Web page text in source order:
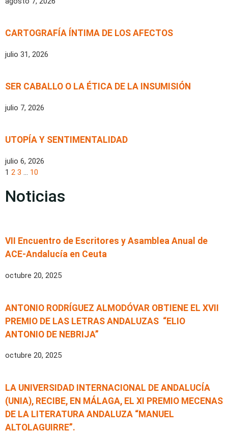
CARTOGRAFÍA ÍNTIMA DE LOS AFECTOS
julio 31, 2026
SER CABALLO O LA ÉTICA DE LA INSUMISIÓN
julio 7, 2026
UTOPÍA Y SENTIMENTALIDAD
julio 6, 2026
1 2 3 … 10
Noticias
VII Encuentro de Escritores y Asamblea Anual de
ACE-Andalucía en Ceuta
octubre 20, 2025
ANTONIO RODRÍGUEZ ALMODÓVAR OBTIENE EL XVII
PREMIO DE LAS LETRAS ANDALUZAS “ELIO
ANTONIO DE NEBRIJA”
octubre 20, 2025
LA UNIVERSIDAD INTERNACIONAL DE ANDALUCÍA
(UNIA), RECIBE, EN MÁLAGA, EL XI PREMIO MECENAS
DE LA LITERATURA ANDALUZA “MANUEL
ALTOLAGUIRRE”.